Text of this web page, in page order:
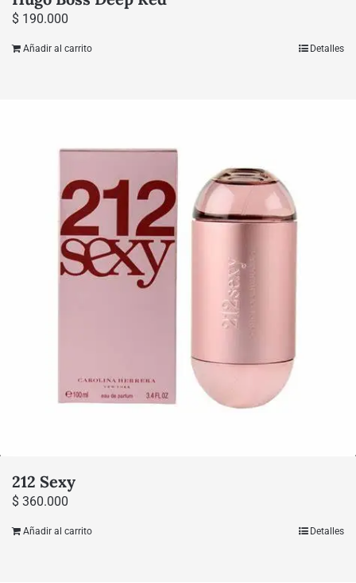
$ 190.000
Añadir al carrito Detalles
212 Sexy
$ 360.000
Añadir al carrito Detalles